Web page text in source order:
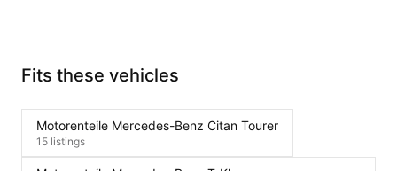
Fits these vehicles
Motorenteile Mercedes-Benz Citan Tourer
15 listings